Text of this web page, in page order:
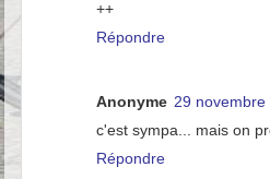
++
Répondre
Anonyme 29
c'est sympa... mais on
Répondre